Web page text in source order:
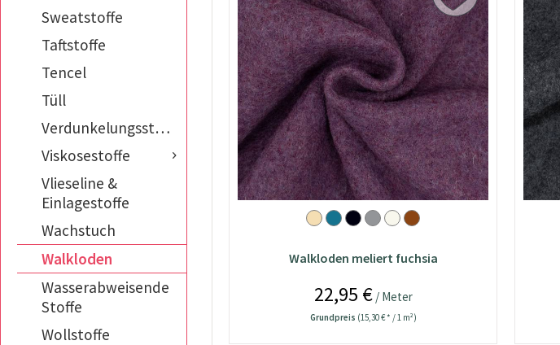
Sweatstoffe
Taftstoffe
Tencel
Tüll
Verdunkelungsstoffe
Viskosestoffe
Vlieseline &
Einlagestoffe
Wachstuch
Walkloden
Wasserabweisende
Stoffe
Wollstoffe
Walkloden meliert fuchsia
22,95 €/ Meter
Grundpreis (15,30 € * / 1 m²)